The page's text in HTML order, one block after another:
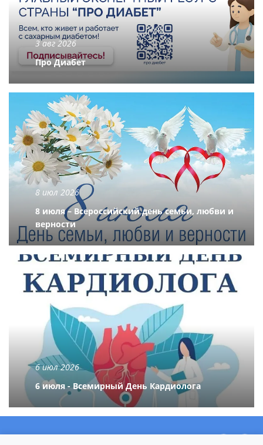
3 авг 2026
Про Диабет
8 июл 2026
8 июля – Всероссийский день семьи, любви и
верности
6 июл 2026
6 июля - Всемирный День Кардиолога
О центре